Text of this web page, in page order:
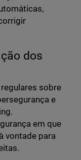
dos
sobre
e
em que
vontade para